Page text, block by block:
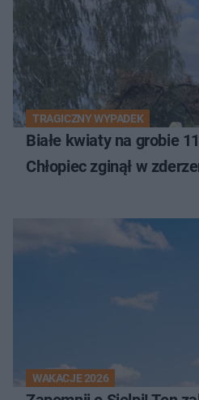
TRAGICZNY WYPADEK
Białe kwiaty na grobie
Chłopiec zginął w
WAKACJE 2026